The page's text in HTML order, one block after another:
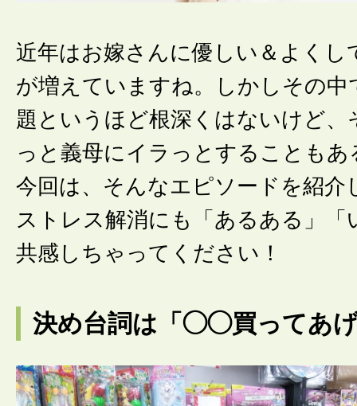
近年はお嫁さんに優しい＆よくし
が増えていますね。しかしその中
題というほど根深くはないけど、
っと義母にイラっとすることも
今回は、そんなエピソードを紹介
ストレス解消にも「あるある」「
共感しちゃってください！
決め台詞は「◯◯買ってあ